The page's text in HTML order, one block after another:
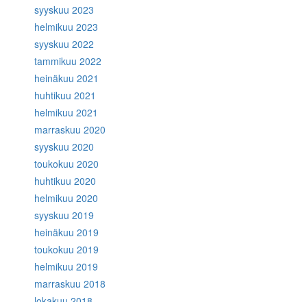
syyskuu 2023
helmikuu 2023
syyskuu 2022
tammikuu 2022
heinäkuu 2021
huhtikuu 2021
helmikuu 2021
marraskuu 2020
syyskuu 2020
toukokuu 2020
huhtikuu 2020
helmikuu 2020
syyskuu 2019
heinäkuu 2019
toukokuu 2019
helmikuu 2019
marraskuu 2018